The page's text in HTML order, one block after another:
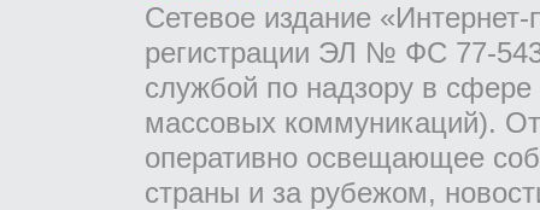
Сетевое издание
регистрации ЭЛ № ФС 77-
службой по надзору в
массовых коммуникаций).
оперативно освещающее
страны и за рубежом,